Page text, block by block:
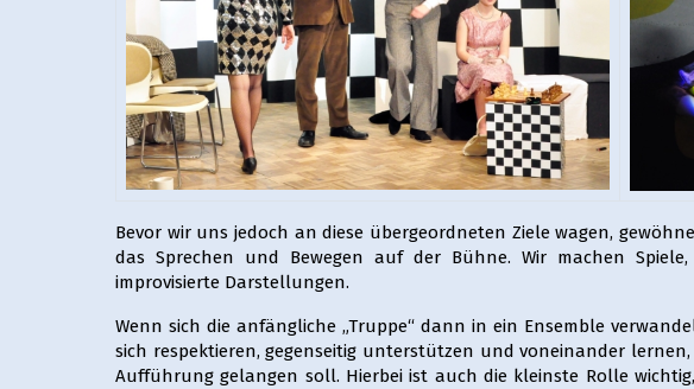
Bevor wir uns jedoch an diese übergeordneten Ziele wagen,
das Sprechen und Bewegen auf der Bühne. Wir machen
improvisierte Darstellungen.
Wenn sich die anfängliche „Truppe“ dann in ein Ensemble
sich respektieren, gegenseitig unterstützen und voneinander
Aufführung gelangen soll. Hierbei ist auch die kleinste Rolle